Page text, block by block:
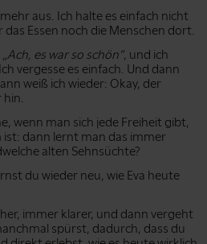
aus. Ich halte es einfach nicht
Essen noch die Menschen dort.
„Ach, es war so schön”, und ich
vergesse es einfach. Und dann
weiß ich wieder: Okay, der
wenn man sich jede Freiheit gibt,
ist: dann lernt man das immer
alten Sehnsüchte?
du wieder neu, wie Eva heute
immer klarer, und dann vergeht
spürst, dadurch, dass du